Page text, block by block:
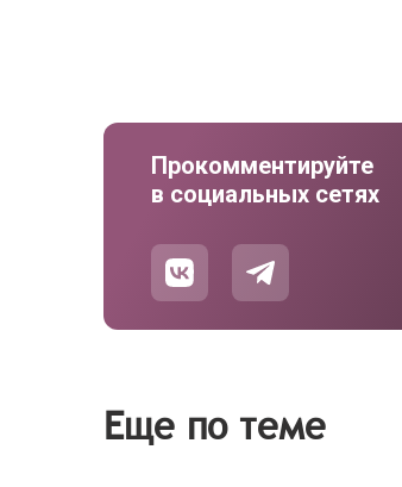
Прокомментируйте
в социальных сетях
Еще по теме